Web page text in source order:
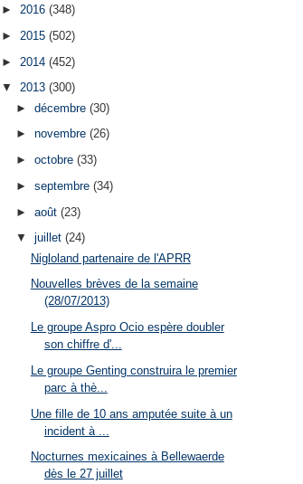
►2016(348)
► 2015(502)
► 2014(452)
▼2013(300)
► décembre (30)
► novembre (26)
► octobre (33)
► septembre (34)
► août (23)
▼ juillet (24)
Nigloland partenaire de l'APRR
Nouvelles brèves de la semaine
(28/07/2013)
Le groupe Aspro Ocio espère doubler
son chiffre d'...
Le groupe Genting construira le premier
parc à thè...
Une fille de 10 ans amputée suite à un
incident à ...
Nocturnes mexicaines à Bellewaerde
dès le 27 juillet